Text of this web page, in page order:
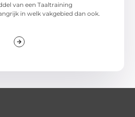
van een Taaltraining
in welk vakgebied dan ook.